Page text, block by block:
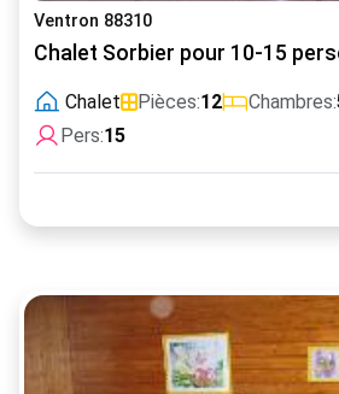
Ventron 88310
Chalet Sorbier pour 10-15
Chalet Pièces:12 Chambres:
Pers:15